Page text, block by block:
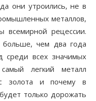
они утроились, не в
металлов,
всемирной рецессии.
чем два года
среди всех значимых
легкий металл
золота и почему в
только дорожать